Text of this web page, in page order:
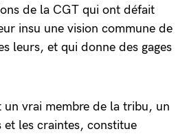
de la CGT qui ont défait
insu une vision commune de
leurs, et qui donne des gages
un vrai membre de la tribu, un
et les craintes, constitue